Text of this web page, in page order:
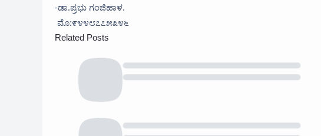
-ಡಾ.ಪ್ರಭು ಗಂಜಿಹಾಳ.
ಮೊ:೯೪೪೮೭೭೫೩೪೬
Related Posts